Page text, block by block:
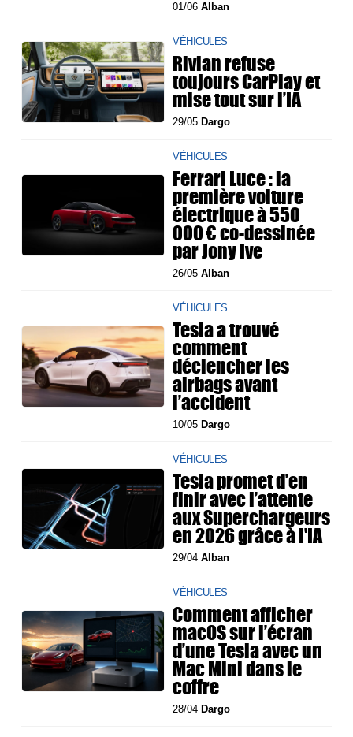
01/06Alban
VÉHICULES
Rivian refuse
toujours CarPlay et
mise tout sur l’IA
29/05 Dargo
VÉHICULES
Ferrari Luce : la
première voiture
électrique à 550
000 € co-dessinée
par Jony Ive
26/05Alban
VÉHICULES
Tesla a trouvé
comment
déclencher les
airbags avant
l’accident
10/05 Dargo
VÉHICULES
Tesla promet d’en
finir avec l’attente
aux Superchargeurs
en 2026 grâce à l'IA
29/04Alban
VÉHICULES
Comment afficher
macOS sur l’écran
d’une Tesla avec un
Mac Mini dans le
coffre
28/04 Dargo